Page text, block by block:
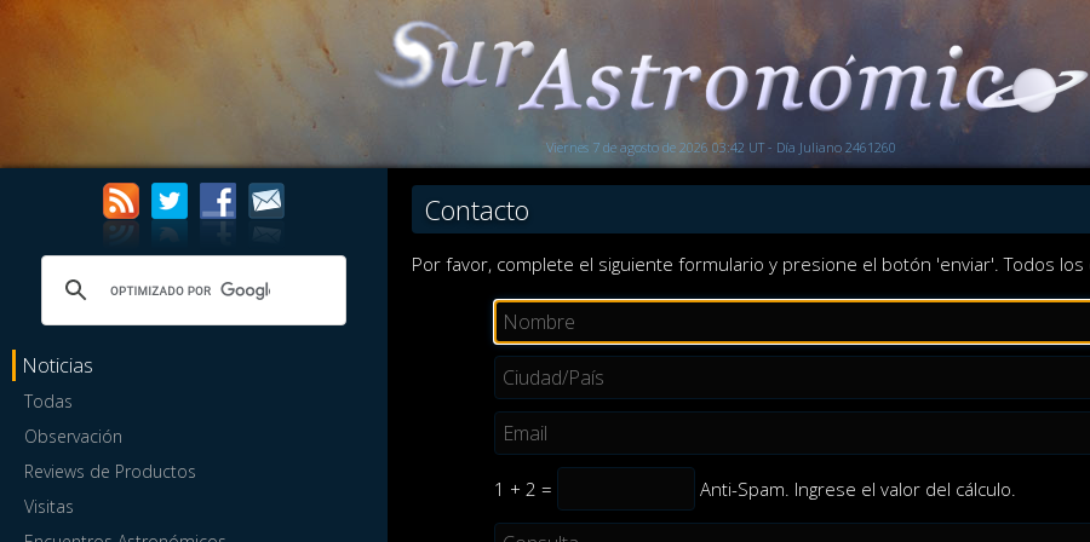
Viernes 7 de agosto de 2026 03:42 UT - Día Juliano 2461260
Noticias
Todas
Observación
Reviews de Productos
Visitas
Contacto
Por favor, complete el siguiente formulario y presione el botón 'enviar'. Todos
1 + 2 = Anti-Spam. Ingrese el valor del cálculo.